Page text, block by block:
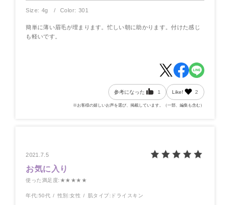
Size: 4g Color: 301
簡単に薄い眉毛が埋まります。忙しい朝に助かります。付けた感じ
も軽いです。
参考になった 1 Like! 2
※お客様の嬉しいお声を選び、掲載しています。（一部、編集も含む）
2021.7.5
お気に入り
使った満足度:★★★★★
年代:50代 性別:女性 肌タイプ: ドライスキン